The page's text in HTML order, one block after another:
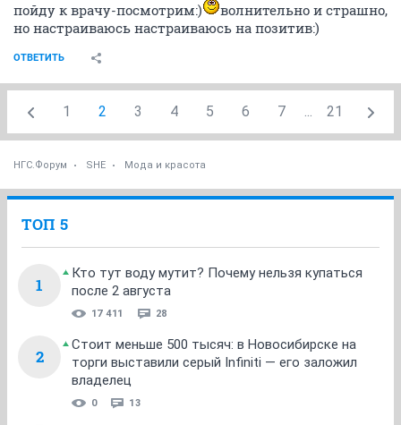
пойду к врачу-посмотрим:)
волнительно и страшно,
но настраиваюсь настраиваюсь на позитив:)
ОТВЕТИТЬ
1 2 3 4 5 6 7 ... 21
НГС.Форум SHE Мода и красота
ТОП 5
1
Кто тут воду мутит? Почему нельзя купаться
после 2 августа
17 411 28
2
Стоит меньше 500 тысяч: в Новосибирске на
торги выставили серый Infiniti — его заложил
владелец
0 13